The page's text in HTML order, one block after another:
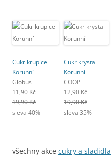
Cukr krupice
Korunní
Globus
11,90 Kč
19,90 Kč
sleva 40%
Cukr krystal
Korunní
COOP
12,90 Kč
19,90 Kč
sleva 35%
všechny akce cukry a sladidla